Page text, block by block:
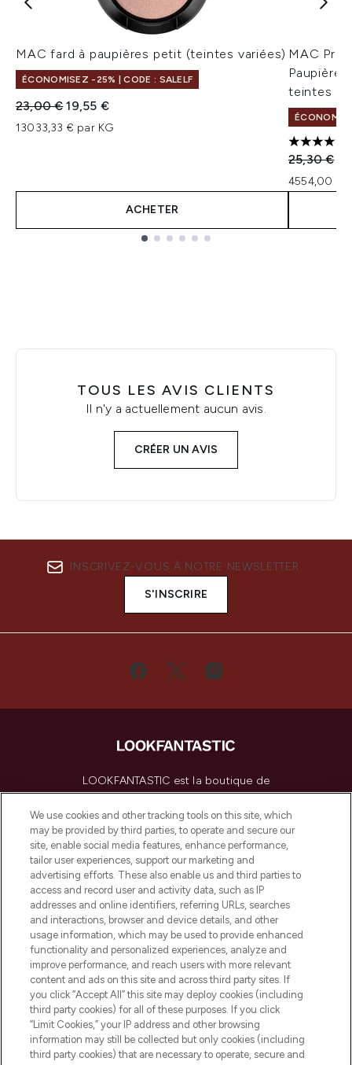
MAC fard à paupières petit (teintes variées)
ÉCONOMISEZ -25% | CODE : SALELF
Prix de vente :
23,00 €Prix ​​actuel :
19,55 €
13033,33 € par KG
ACHETER
MAC Pro
teintes
4.9 étoiles
Prix de
25,30 €
4554,00 €
TOUS LES AVIS CLIENTS
Il n'y a actuellement aucun avis.
CRÉER UN AVIS
INSCRIVEZ-VOUS À NOTRE NEWSLETTER
S'INSCRIRE
LOOKFANTASTIC est la boutique de
beauté incontournable en Europe,
proposant les meilleurs produits de soins
de la peau, des cheveux et de maquillage
de plus de 200 marques prestigieuses.
Faites vos achats en ligne ou via
l’application, avec la livraison offerte dès
55€ d'achat.
Consentement aux cookies
Do Not Sell or Share My Personal
Information
AIDE ET INFORMATIONS
INFORMATIONS GÉNÉRALES
We use cookies and other tracking tools on this site, which
may be provided by third parties, to operate and secure our
site, enable social media features, enhance performance,
tailor user experiences, support our marketing and
advertising efforts. These also enable us and third parties to
access and record user and activity data, such as IP
addresses and online identifiers, referring URLs, searches
and interactions, browser and device details, and other
usage information, which may be used to provide enhanced
functionality and personalized experiences, analyze and
improve performance, and reach users with more relevant
content and ads on this site and across third party sites. If
you click “Accept All” this site may deploy cookies (including
third party cookies) for all of these purposes. If you click
“Limit Cookies,” your IP address and other browsing
information may still be collected but only cookies (including
third party cookies) that are necessary to operate, secure and